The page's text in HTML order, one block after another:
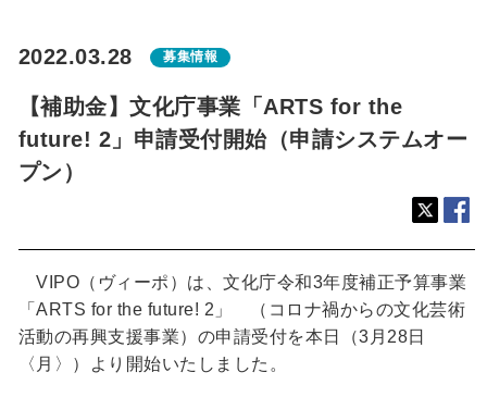
2022.03.28 募集情報
【補助金】文化庁事業「ARTS for the
future! 2」申請受付開始（申請システムオー
プン）
VIPO（ヴィーポ）は、文化庁令和3年度補正予算事業
「ARTS for the future! 2」 （コロナ禍からの文化芸術
活動の再興支援事業）の申請受付を本日（3月28日
〈月〉）より開始いたしました。